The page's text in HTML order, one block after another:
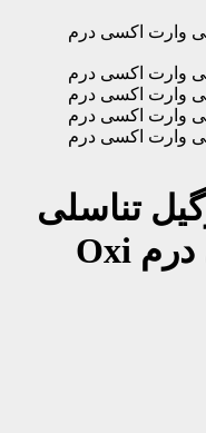
تناسلی
Oxi